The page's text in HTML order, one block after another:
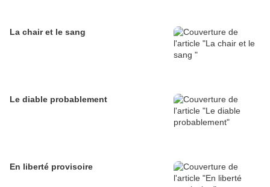
La chair et le sang
Le diable probablement
En liberté provisoire